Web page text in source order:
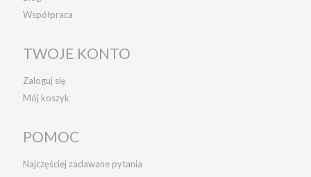
Współpraca
TWOJE KONTO
Zaloguj się
Mój koszyk
POMOC
Najczęściej zadawane pytania